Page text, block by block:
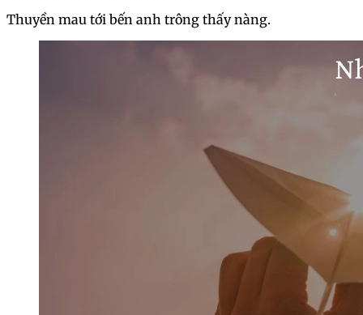
Thuyền mau tới bến anh trông thấy nàng.